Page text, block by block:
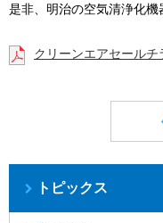
是非、明治の空気清浄化機
クリーンエアセールチ
トピックス